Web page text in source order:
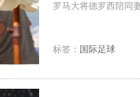
罗马大将德罗西陪同
标签： 国际足球